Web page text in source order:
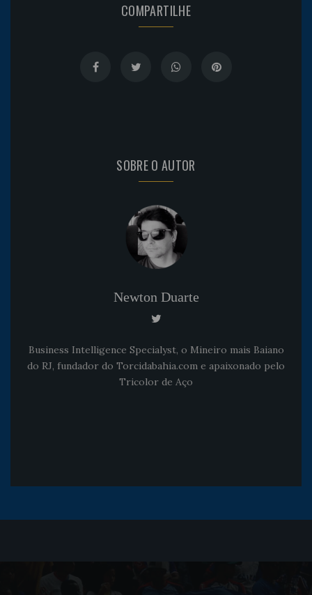
COMPARTILHE
SOBRE O AUTOR
Newton Duarte
Business Intelligence Specialyst, o Mineiro mais Baiano
do RJ, fundador do Torcidabahia.com e apaixonado pelo
Tricolor de Aço